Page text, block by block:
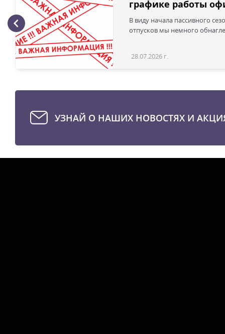
графике работы
В виду начала пассивного
отпусков мы немного
28.07.2026 г.
УЗНАЙ О НАШИХ НОВОСТЯХ И